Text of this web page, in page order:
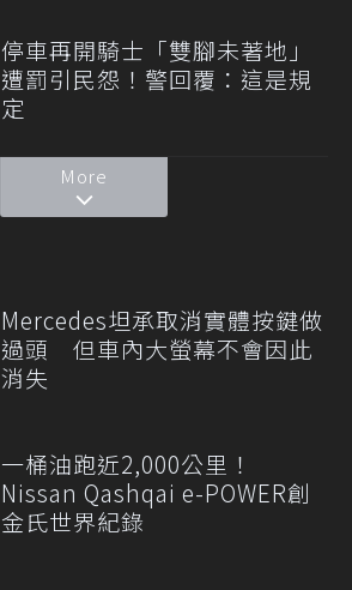
停車再開騎士「雙腳未著地」
遭罰引民怨！警回覆：這是規
定
More
Mercedes坦承取消實體按鍵做
過頭 但車內大螢幕不會因此
消失
一桶油跑近2,000公里！
Nissan Qashqai e-POWER創
金氏世界紀錄